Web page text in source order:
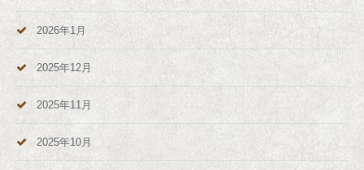
2026年1月
2025年12月
2025年11月
2025年10月